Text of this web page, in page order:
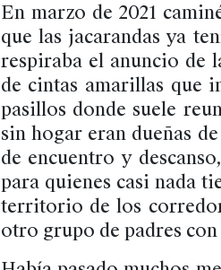
En marzo de 2021
que las jacarandas ya
respiraba el anuncio de
de cintas amarillas que
pasillos donde suele
sin hogar eran dueñas
de encuentro y
para quienes casi nada
territorio de los
otro grupo de padres